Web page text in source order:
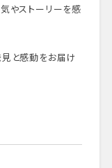
やストーリーを感
と感動をお届け